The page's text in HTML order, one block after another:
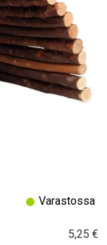
5,25 €
Varastossa